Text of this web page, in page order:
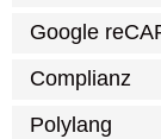
Google
Complianz
Polylang